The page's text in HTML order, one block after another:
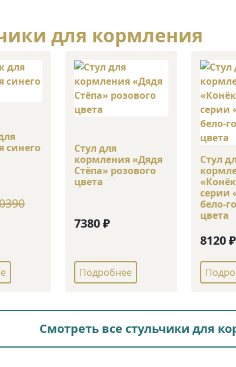
для кормления
синего
Стул для
кормления «Дядя
Стёпа» розового
цвета
7380 ₽
Подробнее
Стул
серии
бело-
цвета
8120 ₽
Смотреть все стульчики для